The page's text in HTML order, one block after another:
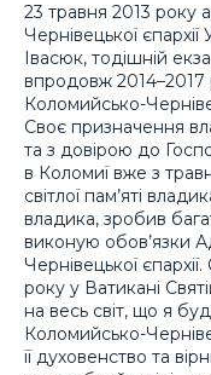
23 травня 2013 року
Чернівецької
Івасюк, тодішній
впродовж 2014–2017
Коломийсько-
Своє призначення
та з довірою до
в Коломиї вже з
світлої пам’яті
владика, зробив
виконую обов’язки
Чернівецької
року у Ватикані
на весь світ, що я
Коломийсько-
її духовенство та